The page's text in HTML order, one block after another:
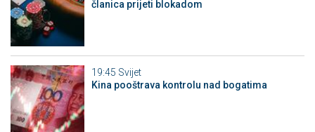
članica prijeti blokadom
19:45 Svijet
Kina pooštrava kontrolu nad bogatima